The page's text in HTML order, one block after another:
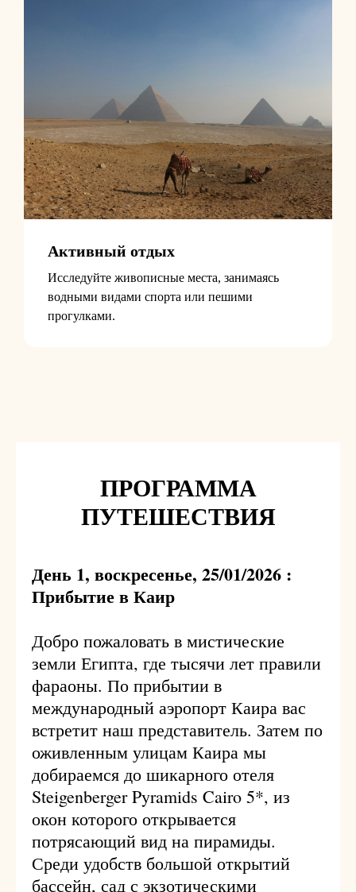
Активный отдых
Исследуйте живописные места, занимаясь
водными видами спорта или пешими
прогулками.
ПРОГРАММА
ПУТЕШЕСТВИЯ
День 1, воскресенье, 25/01/2026 :
Прибытие в Каир
Добро пожаловать в мистические
земли Египта, где тысячи лет правили
фараоны. По прибытии в
международный аэропорт Каира вас
встретит наш представитель. Затем по
оживленным улицам Каира мы
добираемся до шикарного отеля
Steigenberger Pyramids Cairo 5*, из
окон которого открывается
потрясающий вид на пирамиды.
Среди удобств большой открытий
бассейн, сад с экзотическими